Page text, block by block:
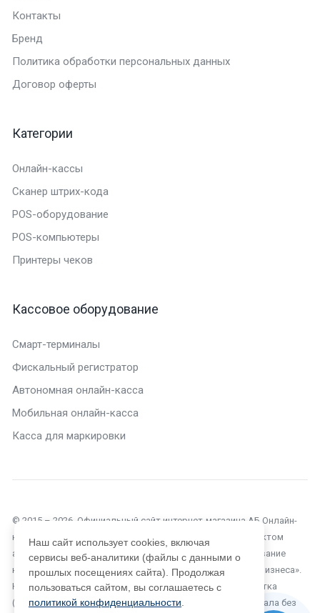
Контакты
Бренд
Политика обработки персональных данных
Договор оферты
Категории
Онлайн-кассы
Сканер штрих-кода
POS-оборудование
POS-компьютеры
Принтеры чеков
Кассовое оборудование
Смарт-терминалы
Фискальный регистратор
Автономная онлайн-касса
Мобильная онлайн-касса
Касса для маркировки
© 2015 – 2026. Официальный сайт интернет-магазина АБ Онлайн-
касса в Нижнем Новгороде. Текущий сайт является объектом
авторского права, исключительные права, на использование
которого принадлежат компании ООО «Автоматизация Бизнеса».
Копирование, размножение, распространение, перепечатка
(целиком или частично), или иное использование материала без
Наш сайт использует cookies, включая
сервисы веб-аналитики (файлы с данными о
прошлых посещениях сайта). Продолжая
пользоваться сайтом, вы соглашаетесь с
политикой конфиденциальности